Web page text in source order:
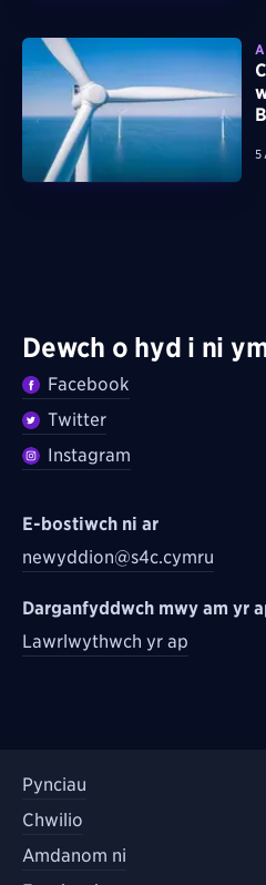
5
Dewch o hyd i ni
Facebook
Twitter
Instagram
E-bostiwch ni ar
newyddion@s4c.cymru
Darganfyddwch mwy am yr
Lawrlwythwch yr ap
Pynciau
Chwilio
Amdanom ni